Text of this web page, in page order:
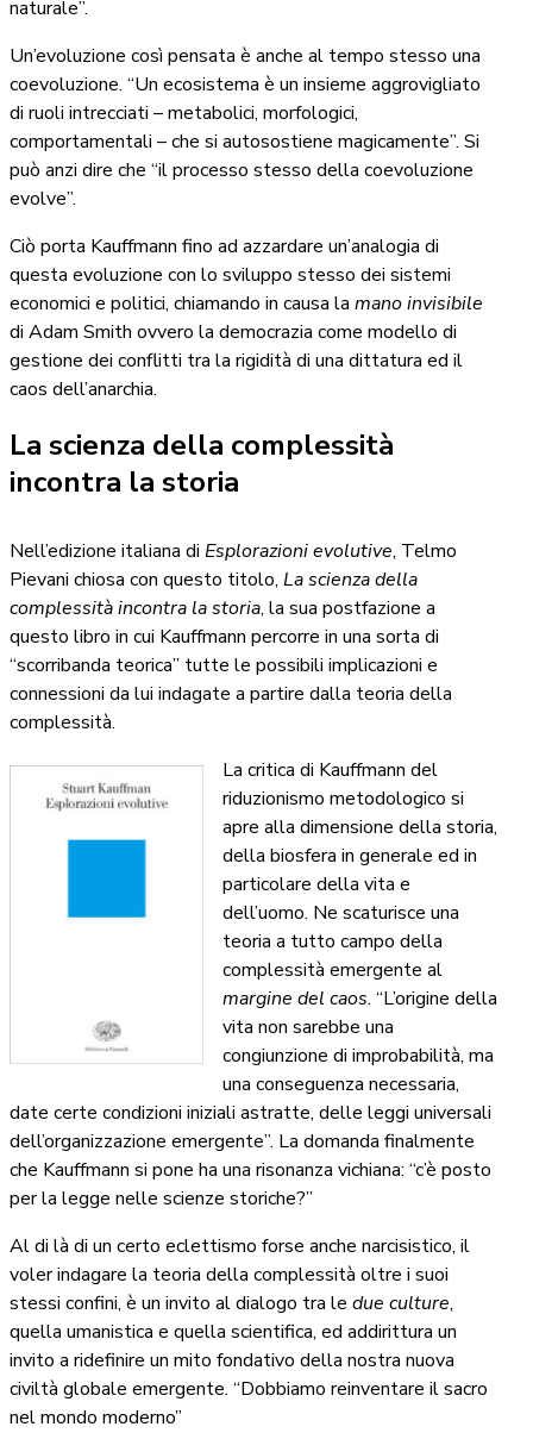
naturale”.
Un’evoluzione così pensata è anche al tempo stesso una
coevoluzione. “Un ecosistema è un insieme aggrovigliato
di ruoli intrecciati – metabolici, morfologici,
comportamentali – che si autosostiene magicamente”. Si
può anzi dire che “il processo stesso della coevoluzione
evolve”.
Ciò porta Kauffmann fino ad azzardare un’analogia di
questa evoluzione con lo sviluppo stesso dei sistemi
economici e politici, chiamando in causa la mano invisibile
di Adam Smith ovvero la democrazia come modello di
gestione dei conflitti tra la rigidità di una dittatura ed il
caos dell’anarchia.
La scienza della complessità
incontra la storia
Nell’edizione italiana di Esplorazioni evolutive, Telmo
Pievani chiosa con questo titolo, La scienza della
complessità incontra la storia, la sua postfazione a
questo libro in cui Kauffmann percorre in una sorta di
“scorribanda teorica” tutte le possibili implicazioni e
connessioni da lui indagate a partire dalla teoria della
complessità.
La critica di Kauffmann del
riduzionismo metodologico si
apre alla dimensione della storia,
della biosfera in generale ed in
particolare della vita e
dell’uomo. Ne scaturisce una
teoria a tutto campo della
complessità emergente al
margine del caos. “L’origine della
vita non sarebbe una
congiunzione di improbabilità, ma
una conseguenza necessaria,
date certe condizioni iniziali astratte, delle leggi universali
dell’organizzazione emergente”. La domanda finalmente
che Kauffmann si pone ha una risonanza vichiana: “c’è posto
per la legge nelle scienze storiche?”
Al di là di un certo eclettismo forse anche narcisistico, il
voler indagare la teoria della complessità oltre i suoi
stessi confini, è un invito al dialogo tra le due culture,
quella umanistica e quella scientifica, ed addirittura un
invito a ridefinire un mito fondativo della nostra nuova
civiltà globale emergente. “Dobbiamo reinventare il sacro
nel mondo moderno”